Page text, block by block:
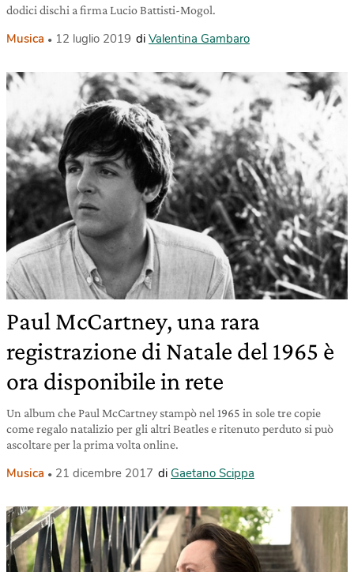
dodici dischi a firma Lucio Battisti-Mogol.
Musica 12 luglio 2019 di Valentina Gambaro
Paul McCartney, una rara
registrazione di Natale del 1965 è
ora disponibile in rete
Un album che Paul McCartney stampò nel 1965 in sole tre copie
come regalo natalizio per gli altri Beatles e ritenuto perduto si può
ascoltare per la prima volta online.
Musica 21 dicembre 2017 di Gaetano Scippa